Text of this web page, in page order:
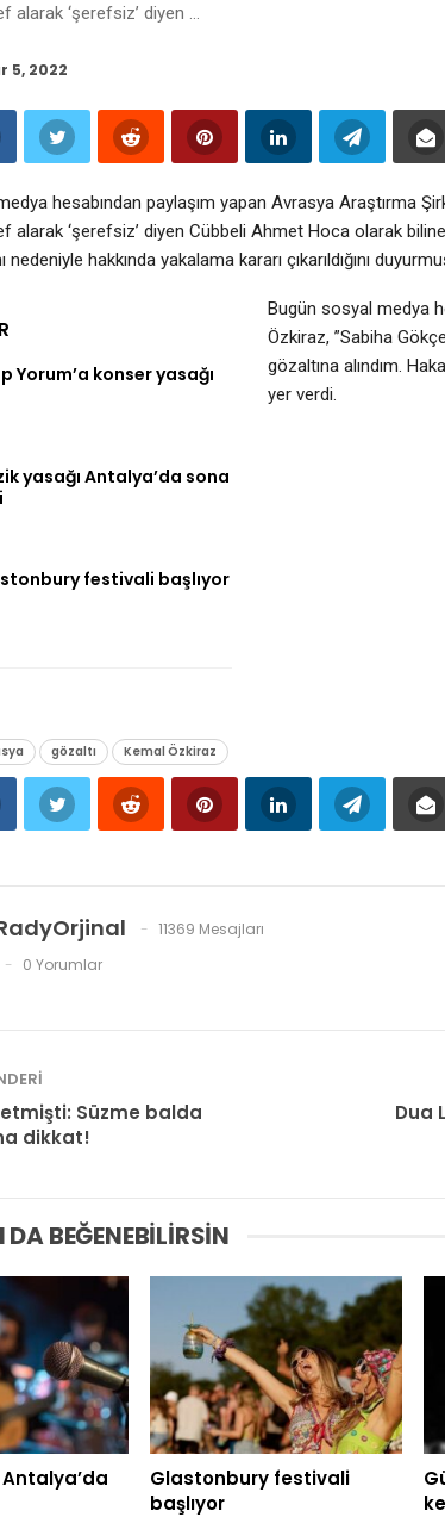
alarak ‘şerefsiz’ diyen …
5, 2022
hesabından paylaşım yapan Avrasya Araştırma
alarak ‘şerefsiz’ diyen Cübbeli Ahmet Hoca olarak
hakkında yakalama kararı çıkarıldığını
Yorum’a konser yasağı
yasağı Antalya’da sona
festivali başlıyor
Bugün sosyal medya
Özkiraz, ”Sabiha
gözaltına alındım.
yer verdi.
gözaltı Kemal Özkiraz
11369 Mesajları
0 Yorumlar
Süzme balda
dikkat!
Dua
BEĞENEBILIRSIN
Glastonbury festivali
başlıyor